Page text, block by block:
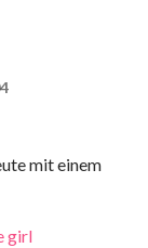
mit einem
girl